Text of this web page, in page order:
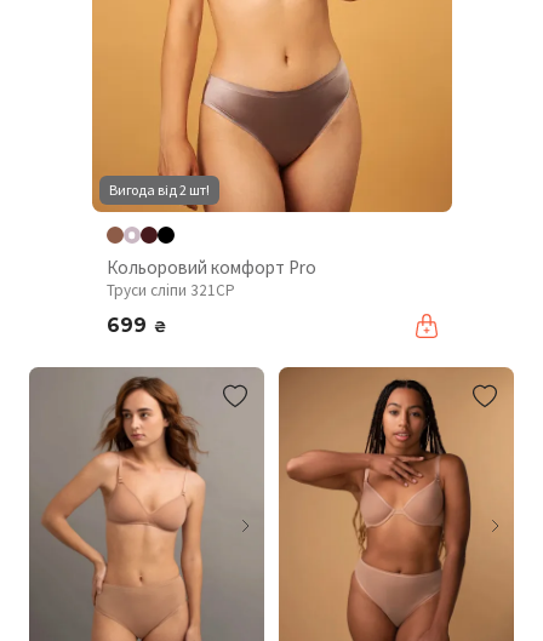
Вигода від 2 шт!
Кольоровий комфорт Pro
Труси сліпи 321CP
699 ₴